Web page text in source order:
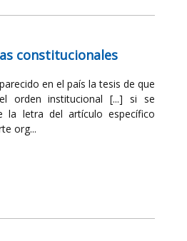
constitucionales
en el país la tesis de que
orden institucional [...] si se
la letra del artículo específico
org...